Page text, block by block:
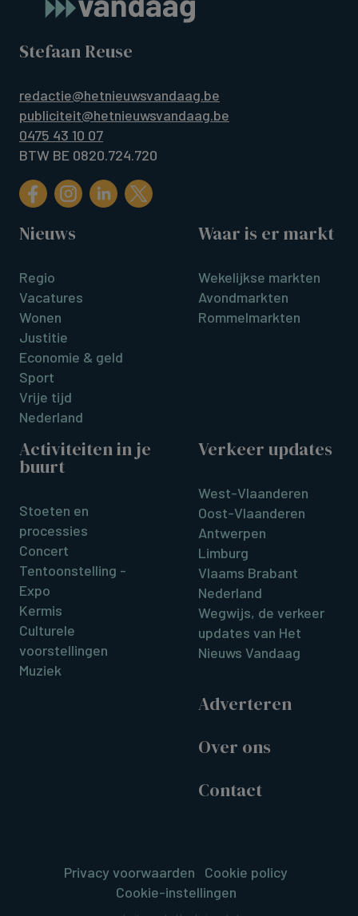
Stefaan Reuse
redactie@hetnieuwsvandaag.be
publiciteit@hetnieuwsvandaag.be
0475 43 10 07
BTW BE 0820.724.720
Nieuws
Regio
Vacatures
Wonen
Justitie
Economie & geld
Sport
Vrije tijd
Nederland
Waar is er markt
Wekelijkse markten
Avondmarkten
Rommelmarkten
Activiteiten in je
buurt
Stoeten en
processies
Concert
Tentoonstelling -
Expo
Kermis
Culturele
voorstellingen
Muziek
Verkeer updates
West-Vlaanderen
Oost-Vlaanderen
Antwerpen
Limburg
Vlaams Brabant
Nederland
Wegwijs, de verkeer
updates van Het
Nieuws Vandaag
Adverteren
Over ons
Contact
Privacy voorwaarden
Cookie policy
Cookie-instellingen